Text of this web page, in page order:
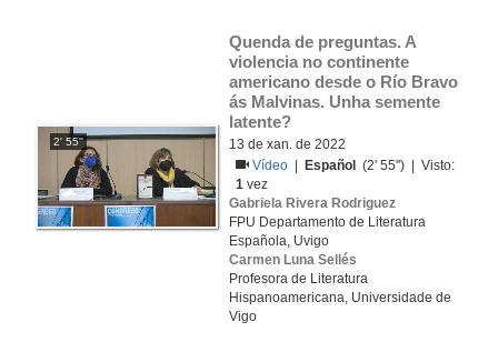
2' 55''
Quenda de preguntas. A
violencia no continente
americano desde o Río Bravo
ás Malvinas. Unha semente
latente?
13 de xan. de 2022
Vídeo
Español
(2' 55'') | Visto:
1 vez
Gabriela Rivera Rodriguez
FPU Departamento de Literatura
Española, Uvigo
Carmen Luna Sellés
Profesora de Literatura
Hispanoamericana, Universidade de
Vigo